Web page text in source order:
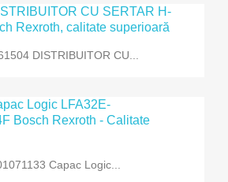
DISTRIBUITOR CU...
Capac Logic...